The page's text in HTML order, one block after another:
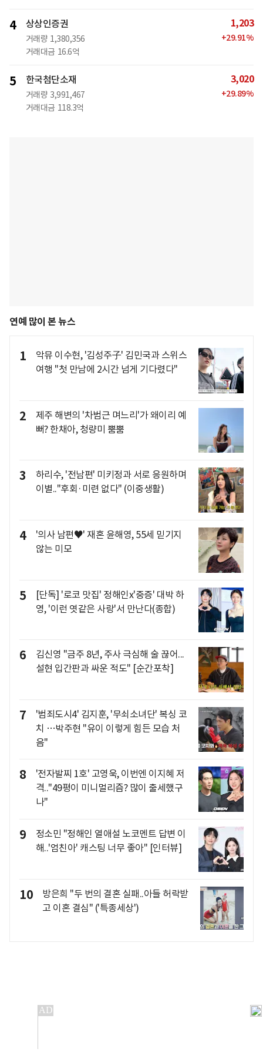
4 상상인증권
거래량 1,380,356
거래대금 16.6억
1,203
+29.91%
5 한국첨단소재
거래량 3,991,467
거래대금 118.3억
3,020
+29.89%
연예 많이 본 뉴스
1
악뮤 이수현, '김성주子' 김민국과 스위스
여행 "첫 만남에 2시간 넘게 기다렸다"
2
제주 해변의 '차범근 며느리'가 왜이리 예
뻐? 한채아, 청량미 뿜뿜
3
하리수, '전남편' 미키정과 서로 응원하며
이별.."후회·미련 없다" (이중생활)
4
'의사 남편♥' 재혼 윤해영, 55세 믿기지
않는 미모
5
[단독] '로코 맛집' 정해인x'중증' 대박 하
영, '이런 엿같은 사랑'서 만난다(종합)
6
김신영 "금주 8년, 주사 극심해 술 끊어...
설현 입간판과 싸운 적도" [순간포착]
7
'범죄도시4' 김지훈, '무쇠소녀단' 복싱 코
치 …박주현 "유이 이렇게 힘든 모습 처
음"
8
'전자발찌 1호' 고영욱, 이번엔 이지혜 저
격.."49평이 미니멀리즘? 많이 출세했구
나"
9
정소민 "정해인 열애설 노코멘트 답변 이
해..'엄친아' 캐스팅 너무 좋아" [인터뷰]
10
방은희 "두 번의 결혼 실패..아들 허락받
고 이혼 결심" ('특종세상')